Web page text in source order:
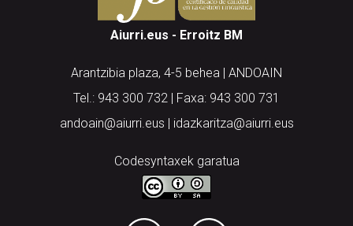
Aiurri.eus - Erroitz BM
Arantzibia plaza, 4-5 behea | ANDOAIN
Tel.: 943 300 732 | Faxa: 943 300 731
andoain@aiurri.eus | idazkaritza@aiurri.eus
Codesyntaxek garatua